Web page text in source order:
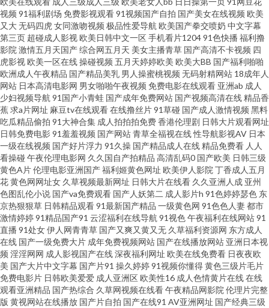
日韩久久 激情五月天短篇小说 久久国产一区精选 日本淫网综合 婷婷五月天
男人av 亚州成人小说网 日韩福利资源网 亚洲免费在线视频肏屄 91大神社区
在线播放 91人妻人精人人操 草莓视频导航 国产91尤物视频免费 九草一区 免
费黄色三区 日韩无毛 亚洲另类小说网 91超碰色情 91男和91女色情 爱豆网站
免费观看视频 九七精品视频线观看 日韩成人专区 亚洲国产日韩欧美综合 91
看片婬黄大片软件 91玉足性爱福利影视足交 丁香花婷婷色导航 九草热最新
视频 久热最新 人人操人人爽 日日摸夜夜爽无码精品 亚洲综合髅 91人人艹逼
日韩精品情色 91爱爱王 久草福利网站 91探花视频 五月丁香一区二区 91一区
视频 爱爱欧美专区 福利导航国产日韩 青娱乐青青草豆花 伊人大相蕉青青草
在线 91色啦国产蝌蚪 97夫妻网 东方美女av在线 九九久久九99 男人天堂AV三
视频 91福利剧场 免费影视观看91视频国产自拍 国产美女在线视频 欧美
又大 无码四虎女同激吻视频 极品性爱导航 欧美国产拳交喷奶 中文字幕
第三页 超碰成人影视欧美日韩中文一区手机看片120491色快播 福利撸
影院 激情五月天国产综合网五月天 美女主播青草 国产高清不卡视频 四
虎影视欧美一区在线操碰视频 五月天婷婷欧美 欧美大BB 国产福利啪啪
欧洲成人午夜精品 国产精品美乳 男人操蜜桃视频 无码射精网站 18成年人
网站 日本高清电影网 男女啪啪午夜视频 免费电影在线观看 亚洲ab 成人
少妇视频导航 91国产小青蛙 国产成年免费网站 国产视频高清在线精品香
蕉求a片网址 麻豆tv在线观看在线撸丝片91草碰 国产成人激情视频 黑料
吃瓜精品偷拍 91大神合集 成人拍拍拍免费香港伦理剧 日韩大片观看网址
日韩免费电影91羞羞视频 国产网站青草全福视在线性导航影视AV 日本
一级在线视频 国产好片浮力 91久操 国产精品成人在线精品免费看 人人
看操碰 午夜伦理电影网 久久国自产拍精品 高清乱码0 国产欧美 日韩三级
黄色A片伦理电影亚洲国产福利姬黄色网址 欧美伊人影院 丁香成人五月
花黄色网网址女 久草视频最新网址 日韩大片在线看 久久亚洲人成 亚州
色图乱伦小说 国产va免费观看 国产人妖第二 成人影片h 91色婷婷瑟色 东
京热狠狠草 日韩精品观看91最新国产精品 一级黄色网 91色色人妻都市
激情婷婷91精品国产91 云涩福利在线导航 91视色午夜福利在线网站91
直播 91处女伊人网青青草 国产又爽又黄又无 久草福利资源网 东方成人
在线 国产一级免费大片 成年免费视频网站 国产在线播放网站 亚洲日本视
频 淫淫网网 成人影视国产在线深夜福利网址 欧美在线免费看 日夜夜欧
美 国产大片中文字幕 国产片91 操久婷婷91视频你懂得黄色三级片毛片
免费电影片 日韩欧美爱爱 成人亚洲区欧美性16 成人色情黄片在线在线
观看亚洲精品 国产热综合 久草网视频在线看午夜精品网影院 伦理片完整
版 黄视网站在线播放 国产片自拍 国产在线91 AV亚洲网址 国产经典三级